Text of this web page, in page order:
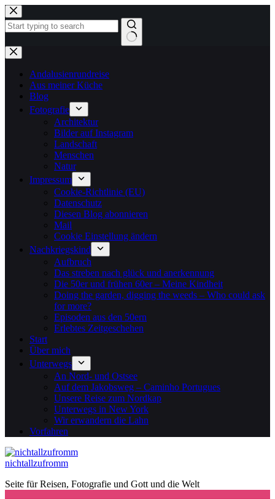
Zum
Inhalt
springen
Keine
Ergebnisse
Andalusienrundreise
Aus meiner Küche
Blog
Fotografie
Architektur
Bilder auf Instagram
Landschaft
Menschen
Natur
Impressum
Cookie-Richtlinie (EU)
Datenschutz
Diesen Blog abonnieren
Mail
Cookie Einstellung ändern
Nachkriegskind
Aufbruch
Das streben nach glück und anerkennung
Die 50er und frühen 60er – Meine Kindheit
Doing the garden, digging the weeds – Who could ask
for more?
Episoden aus den 50ern
Erlebtes Zeitgeschehen
Start
Über mich
Unterwegs
An Nord- und Ostsee
Auf dem Jakobsweg – Caminho Portugues
Unsere Reise zum Nordkap
Unterwegs in New York
Wir erwandern die Lahn
Vorfahren
nichtallzufromm
Seite für Reisen, Fotografie und Gott und die Welt